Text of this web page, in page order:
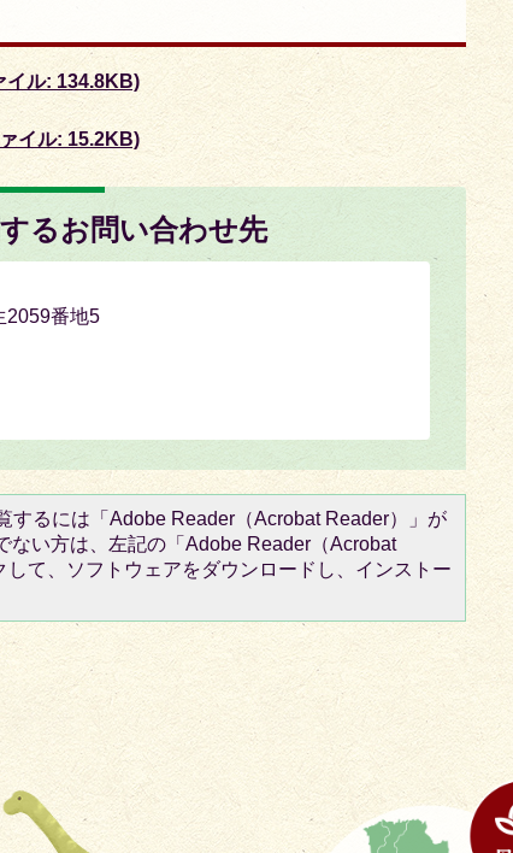
イル: 134.8KB)
イル: 15.2KB)
るお問い合わせ先
2059番地5
するには「Adobe Reader（Acrobat Reader）」が
ない方は、左記の「Adobe Reader（Acrobat
て、ソフトウェアをダウンロードし、インストー